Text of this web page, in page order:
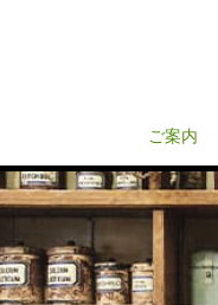
ご案内